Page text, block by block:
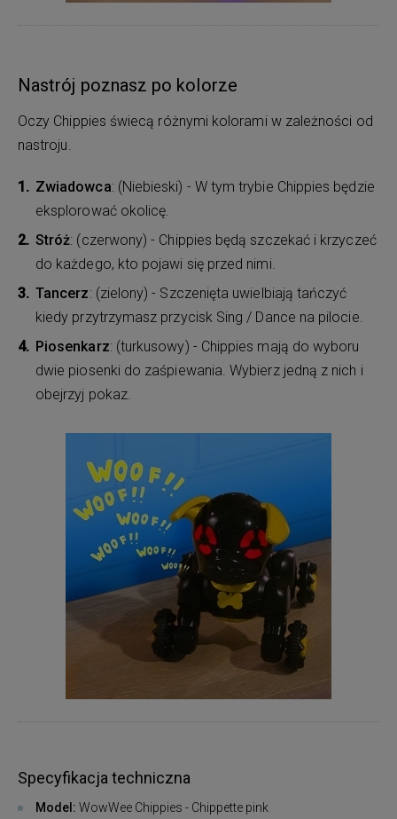
Nastrój poznasz po kolorze
Oczy Chippies świecą różnymi kolorami w zależności od
nastroju.
Zwiadowca: (Niebieski) - W tym trybie Chippies będzie
eksplorować okolicę.
Stróż: (czerwony) - Chippies będą szczekać i krzyczeć
do każdego, kto pojawi się przed nimi.
Tancerz: (zielony) - Szczenięta uwielbiają tańczyć
kiedy przytrzymasz przycisk Sing / Dance na pilocie.
Piosenkarz: (turkusowy) - Chippies mają do wyboru
dwie piosenki do zaśpiewania. Wybierz jedną z nich i
obejrzyj pokaz.
Specyfikacja techniczna
Model: WowWee Chippies - Chippette pink